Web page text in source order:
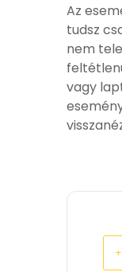
Az
tudsz
nem
vagy